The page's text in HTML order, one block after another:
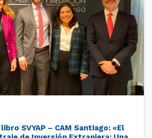
SVYAP – CAM Santiago: «El